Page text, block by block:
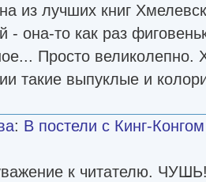
из лучших книг
- она-то как раз
Просто великолепно.
такие выпуклые и
: В постели с Кинг-Конгом
к читателю.